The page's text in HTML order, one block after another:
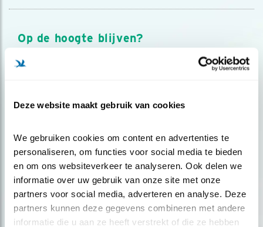
Deze website maakt gebruik van cookies
We gebruiken cookies om content en advertenties te
personaliseren, om functies voor social media te bieden
en om ons websiteverkeer te analyseren. Ook delen we
informatie over uw gebruik van onze site met onze
partners voor social media, adverteren en analyse. Deze
partners kunnen deze gegevens combineren met andere
informatie die u aan ze heeft verstrekt of die ze hebben
Op de hoogte blijven?
Meld je aan en ontvang nieuws, inspiratie, acties en tips
over vogels en activiteiten van Vogelbescherming.